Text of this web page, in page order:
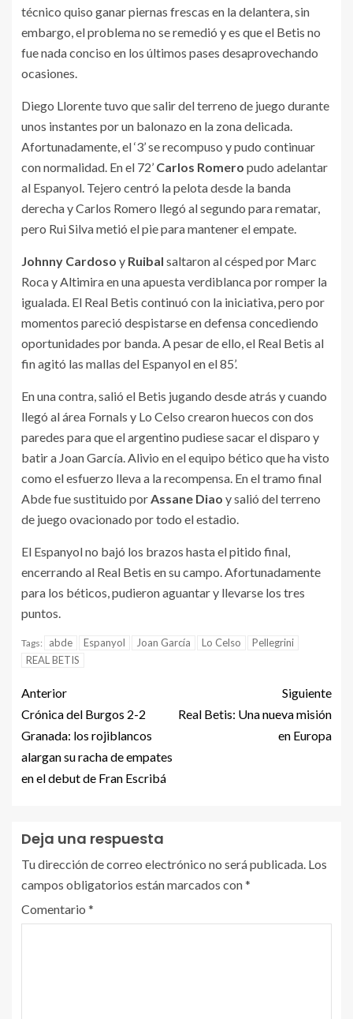
técnico quiso ganar piernas frescas en la delantera, sin
embargo, el problema no se remedió y es que el Betis no
fue nada conciso en los últimos pases desaprovechando
ocasiones.
Diego Llorente tuvo que salir del terreno de juego durante
unos instantes por un balonazo en la zona delicada.
Afortunadamente, el ‘3’ se recompuso y pudo continuar
con normalidad. En el 72’ Carlos Romero pudo adelantar
al Espanyol. Tejero centró la pelota desde la banda
derecha y Carlos Romero llegó al segundo para rematar,
pero Rui Silva metió el pie para mantener el empate.
Johnny Cardoso y Ruibal saltaron al césped por Marc
Roca y Altimira en una apuesta verdiblanca por romper la
igualada. El Real Betis continuó con la iniciativa, pero por
momentos pareció despistarse en defensa concediendo
oportunidades por banda. A pesar de ello, el Real Betis al
fin agitó las mallas del Espanyol en el 85’.
En una contra, salió el Betis jugando desde atrás y cuando
llegó al área Fornals y Lo Celso crearon huecos con dos
paredes para que el argentino pudiese sacar el disparo y
batir a Joan García. Alivio en el equipo bético que ha visto
como el esfuerzo lleva a la recompensa. En el tramo final
Abde fue sustituido porAssane Diao y salió del terreno
de juego ovacionado por todo el estadio.
El Espanyol no bajó los brazos hasta el pitido final,
encerrando al Real Betis en su campo. Afortunadamente
para los béticos, pudieron aguantar y llevarse los tres
puntos.
Tags: abde Espanyol Joan García Lo Celso
Pellegrini
REAL BETIS
Anterior
Crónica del Burgos 2-2
Granada: los rojiblancos
alargan su racha de empates
en el debut de Fran Escribá
Siguiente
Real Betis: Una nueva misión
en Europa
Deja una respuesta
Tu dirección de correo electrónico no será publicada. Los
campos obligatorios están marcados con*
Comentario *